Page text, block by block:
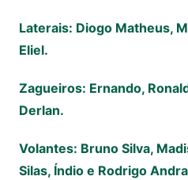
Laterais: Diogo Matheus,
Eliel.
Zagueiros: Ernando,
Derlan.
Volantes: Bruno Silva,
Silas, Índio e Rodrigo